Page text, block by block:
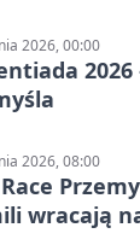
2026, 00:00
2026, 08:00
wracają